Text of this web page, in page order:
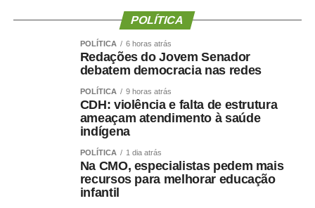
longo dos anos ,maior foi o risco observado.
Não basta saber quanto peso uma pessoa
perdeu. Precisamos saber quanto músculo e quanta
força ela conseguiu preservar.
Emagrecer , nem sempre
significa melhorar a saúde ?
POLÍTICA
POLÍTICA 6 horas atrás
Redações do Jovem Senador
debatem democracia nas redes
POLÍTICA 9 horas atrás
CDH: violência e falta de estrutura
ameaçam atendimento à saúde
indígena
POLÍTICA 1 dia atrás
Na CMO, especialistas pedem mais
recursos para melhorar educação
infantil